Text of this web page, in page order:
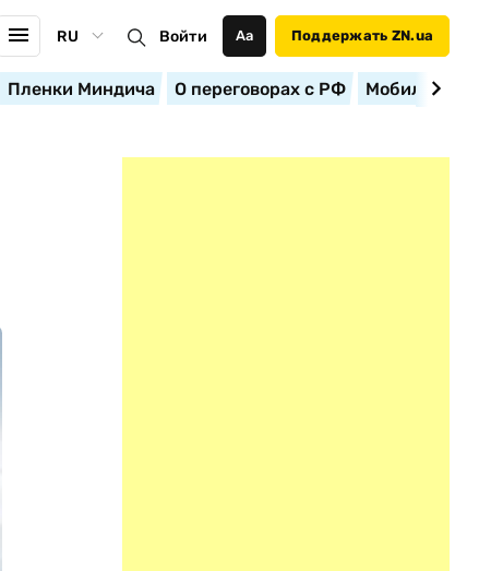
RU Войти Аа Поддержать ZN.ua
Пленки Миндича О переговорах с РФ